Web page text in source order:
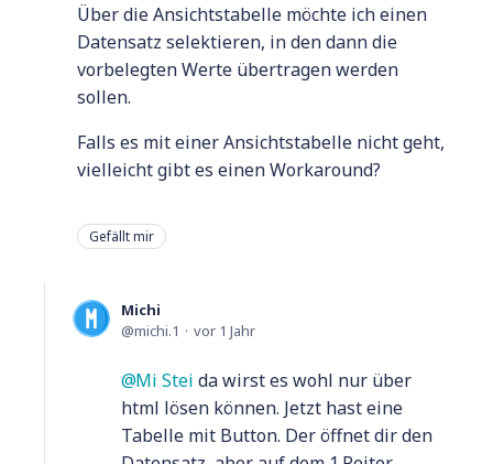
Über die Ansichtstabelle möchte ich einen
Datensatz selektieren, in den dann die
vorbelegten Werte übertragen werden
sollen.
Falls es mit einer Ansichtstabelle nicht geht,
vielleicht gibt es einen Workaround?
Gefällt mir
Michi
michi.1
vor 1 Jahr
Mi Stei da wirst es wohl nur über
html lösen können. Jetzt hast eine
Tabelle mit Button. Der öffnet dir den